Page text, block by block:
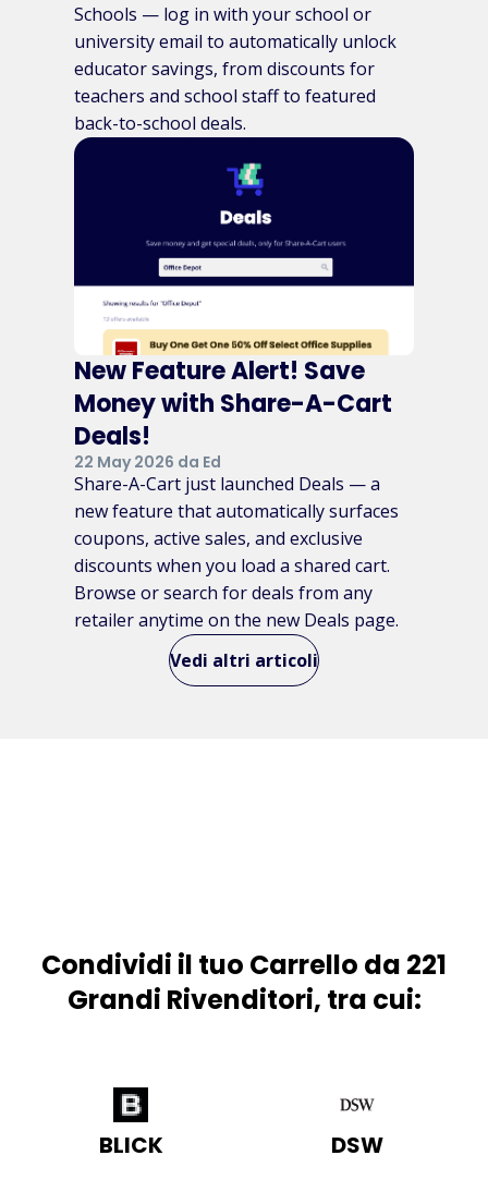
Schools — log in with your school or
university email to automatically unlock
educator savings, from discounts for
teachers and school staff to featured
back-to-school deals.
New Feature Alert! Save
Money with Share-A-Cart
Deals!
22 May 2026 da Ed
Share-A-Cart just launched Deals — a
new feature that automatically surfaces
coupons, active sales, and exclusive
discounts when you load a shared cart.
Browse or search for deals from any
retailer anytime on the new Deals page.
Vedi altri articoli
Condividi il tuo Carrello da 221
Grandi Rivenditori, tra cui:
BLICK DSW